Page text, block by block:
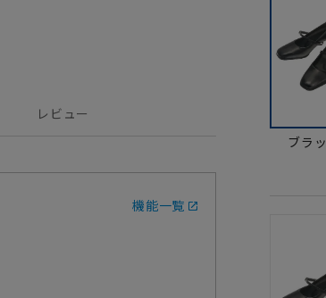
レビュー
機能一覧
ブラ